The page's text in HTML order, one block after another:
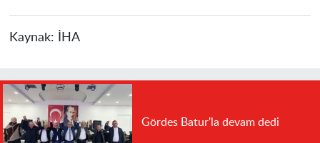
Kaynak: İHA
Gördes Batur'la devam dedi